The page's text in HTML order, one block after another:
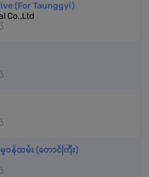
(For Taunggyi)
Co.,Ltd
ဝန်ထမ်း (တောင်ကြီး)